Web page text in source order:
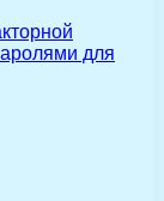
для